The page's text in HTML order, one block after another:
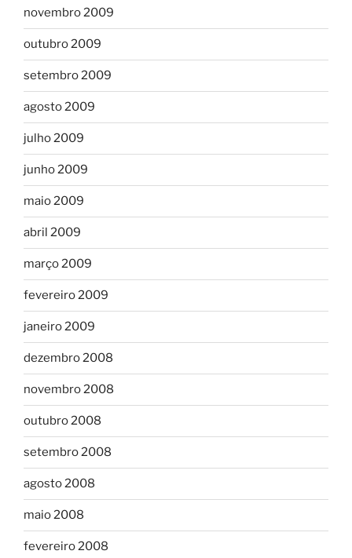
novembro 2009
outubro 2009
setembro 2009
agosto 2009
julho 2009
junho 2009
maio 2009
abril 2009
março 2009
fevereiro 2009
janeiro 2009
dezembro 2008
novembro 2008
outubro 2008
setembro 2008
agosto 2008
maio 2008
fevereiro 2008